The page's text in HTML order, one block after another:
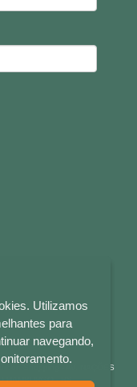
Shopping - AV. NAÇÕES
HAMBURGO - RS
Utilizamos
para
navegando,